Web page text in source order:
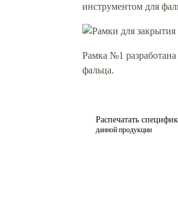
инструментом для
Рамка №1
фальца.
Распечатать
данной продукции